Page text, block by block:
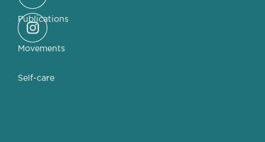
Publications
Movements
Self-care